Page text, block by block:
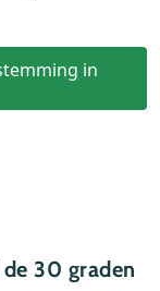
in
30 graden